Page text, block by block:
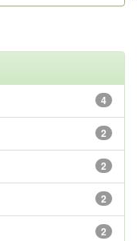
4
2
2
2
2